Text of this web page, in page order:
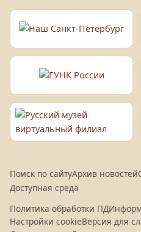
Поиск по сайтуАрхив новостей
Доступная среда
Политика обработки ПД
Настройки cookieВерсия для